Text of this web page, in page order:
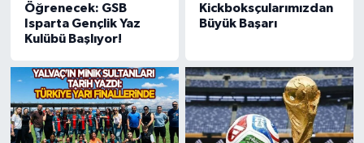
Öğrenecek: GSB
Isparta Gençlik Yaz
Kulübü Başlıyor!
Kickboksçularımızdan
Büyük Başarı